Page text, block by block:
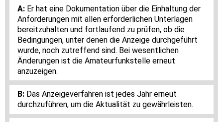
Er hat eine Dokumentation über die Einhaltung der
Anforderungen mit allen erforderlichen Unterlagen
bereitzuhalten und fortlaufend zu prüfen, ob die
Bedingungen, unter denen die Anzeige durchgeführt
wurde, noch zutreffend sind. Bei wesentlichen
Änderungen ist die Amateurfunkstelle erneut
anzuzeigen.
Das Anzeigeverfahren ist jedes Jahr erneut
durchzuführen, um die Aktualität zu gewährleisten.